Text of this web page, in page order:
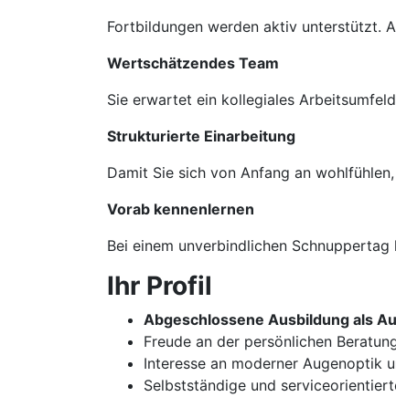
Fortbildungen werden aktiv unterstützt.
Wertschätzendes Team
Sie erwartet ein kollegiales
Strukturierte Einarbeitung
Damit Sie sich von Anfang an
Vorab kennenlernen
Bei einem unverbindlichen
Ihr Profil
Abgeschlossene Ausbildung als
Freude an der persönlichen
Interesse an moderner Augenoptik
Selbstständige und